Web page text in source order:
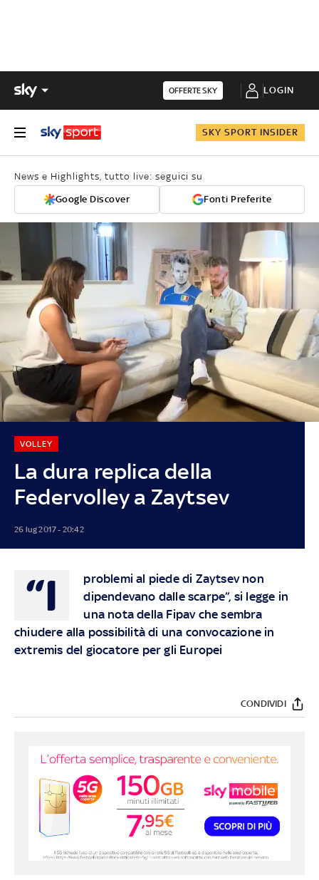
OFFERTE SKY LOGIN
SKY SPORT INSIDER
News e Highlights, tutto live: seguici su
Google Discover Fonti Preferite
La dura replica della
Federvolley a Zaytsev
VOLLEY
26 lug 2017 - 20:42
“I
problemi al piede di Zaytsev non
dipendevano dalle scarpe”, si legge in
una nota della Fipav che sembra
chiudere alla possibilità di una convocazione in
extremis del giocatore per gli Europei
CONDIVIDI